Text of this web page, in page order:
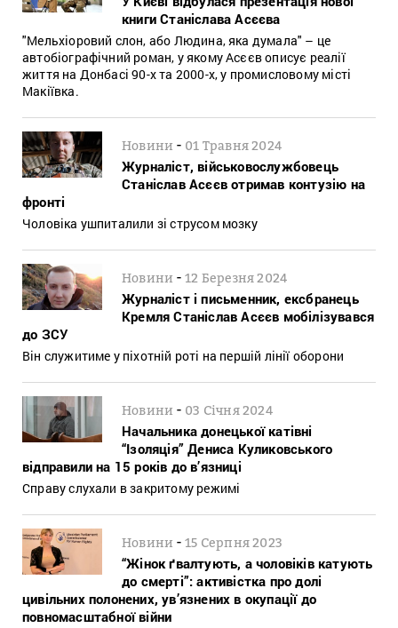
книги Станіслава Асєєва
"Мельхіоровий слон, або Людина, яка думала" – це
автобіографічний роман, у якому Асєєв описує реалії
життя на Донбасі 90-х та 2000-х, у промисловому місті
Макіївка.
Новини - 01 Травня 2024
Журналіст, військовослужбовець
Станіслав Асєєв отримав контузію на
фронті
Чоловіка ушпиталили зі струсом мозку
Новини -12 Березня 2024
Журналіст і письменник, ексбранець
Кремля Станіслав Асєєв мобілізувався
до ЗСУ
Він служитиме у піхотній роті на першій лінії оборони
Новини - 03 Січня 2024
Начальника донецької катівні
“Ізоляція” Дениса Куликовського
відправили на 15 років до в’язниці
Справу слухали в закритому режимі
Новини -15 Серпня 2023
“Жінок ґвалтують, а чоловіків катують
до смерті”: активістка про долі
цивільних полонених, ув’язнених в окупації до
повномасштабної війни